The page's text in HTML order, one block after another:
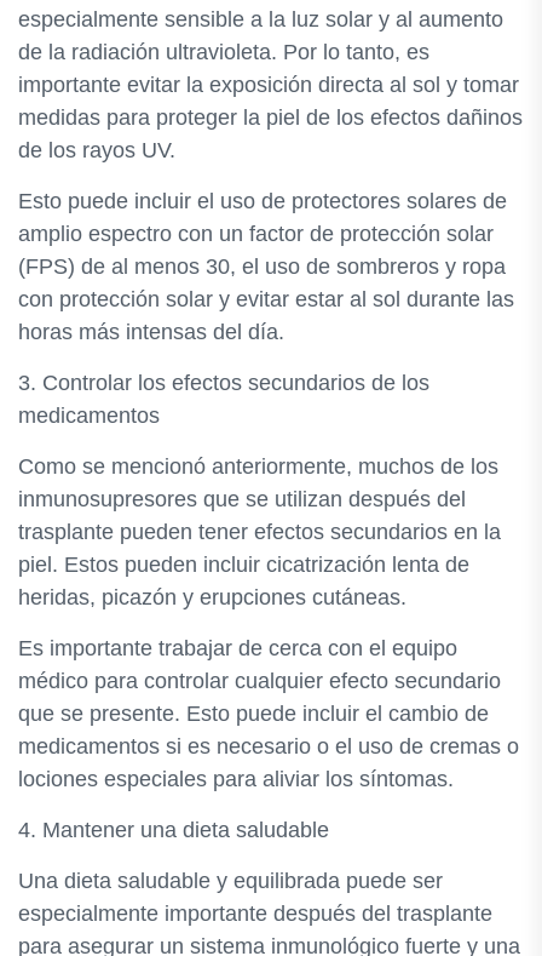
especialmente sensible a la luz solar y al aumento
de la radiación ultravioleta. Por lo tanto, es
importante evitar la exposición directa al sol y tomar
medidas para proteger la piel de los efectos dañinos
de los rayos UV.
Esto puede incluir el uso de protectores solares de
amplio espectro con un factor de protección solar
(FPS) de al menos 30, el uso de sombreros y ropa
con protección solar y evitar estar al sol durante las
horas más intensas del día.
3. Controlar los efectos secundarios de los
medicamentos
Como se mencionó anteriormente, muchos de los
inmunosupresores que se utilizan después del
trasplante pueden tener efectos secundarios en la
piel. Estos pueden incluir cicatrización lenta de
heridas, picazón y erupciones cutáneas.
Es importante trabajar de cerca con el equipo
médico para controlar cualquier efecto secundario
que se presente. Esto puede incluir el cambio de
medicamentos si es necesario o el uso de cremas o
lociones especiales para aliviar los síntomas.
4. Mantener una dieta saludable
Una dieta saludable y equilibrada puede ser
especialmente importante después del trasplante
para asegurar un sistema inmunológico fuerte y una